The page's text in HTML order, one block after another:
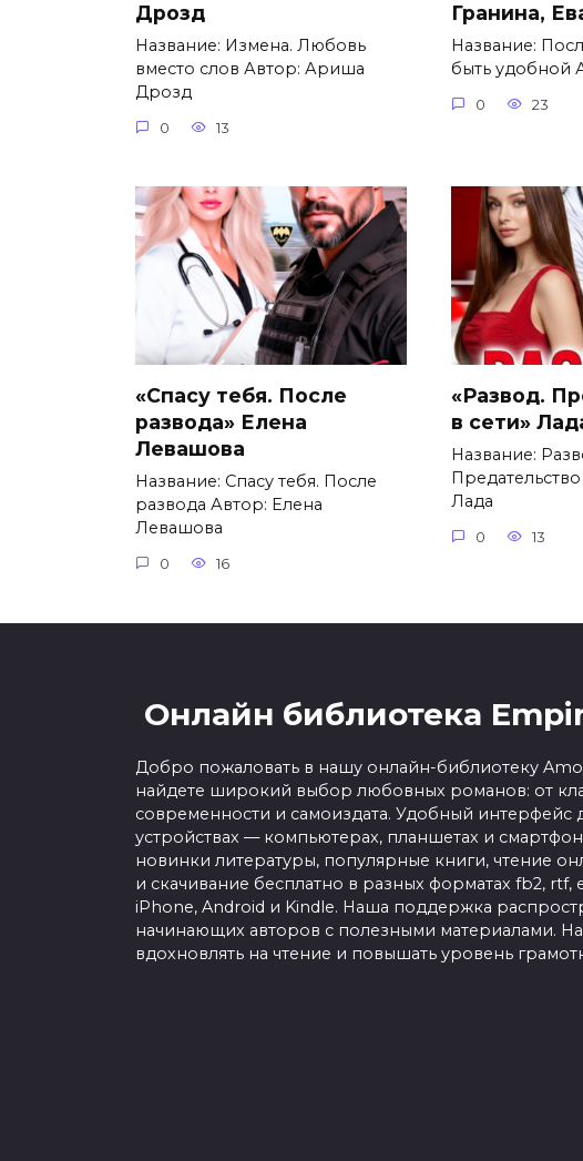
Дрозд
Название: Измена. Любовь
вместо слов Автор: Ариша
Дрозд
0 13
Гранина,
Название:
быть удобной
0 23
«Спасу тебя. После
развода» Елена
Левашова
Название: Спасу тебя. После
развода Автор: Елена
Левашова
0 16
«Развод.
в сети»
Название:
Лада
0 13
Онлайн библиотека
Добро пожаловать в нашу онлайн-библиотеку
найдете широкий выбор любовных романов: от
современности и самоиздата. Удобный интерфейс
устройствах — компьютерах, планшетах и
новинки литературы, популярные книги, чтение
и скачивание бесплатно в разных форматах fb2, rtf,
iPhone, Android и Kindle. Наша поддержка
начинающих авторов с полезными материалами.
вдохновлять на чтение и повышать уровень